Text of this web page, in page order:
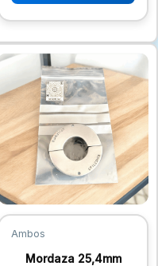
Ambos
Mordaza 25,4mm